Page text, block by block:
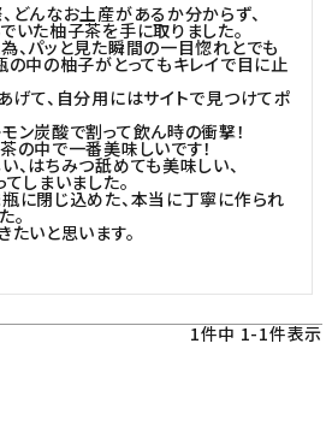
どんなお土産があるか分からず、
いた柚子茶を手に取りました。
、パッと見た瞬間の一目惚れとでも
の中の柚子がとってもキレイで目に止
げて、自分用にはサイトで見つけてポ
ン炭酸で割って飲ん時の衝撃！
の中で一番美味しいです！
、はちみつ舐めても美味しい、
しまいました。
に閉じ込めた、本当に丁寧に作られ
。
いと思います。
1件中 1-1件表示